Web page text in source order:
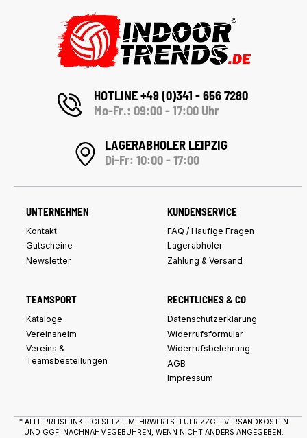
HOTLINE +49 (0)341 - 656 7280
Mo-Fr.: 09:00 - 17:00 Uhr
LAGERABHOLER LEIPZIG
Di-Fr: 10:00 - 17:00
UNTERNEHMEN
Kontakt
Gutscheine
Newsletter
KUNDENSERVICE
FAQ / Häufige Fragen
Lagerabholer
Zahlung & Versand
TEAMSPORT
Kataloge
Vereinsheim
Vereins &
Teamsbestellungen
RECHTLICHES & CO
Datenschutzerklärung
Widerrufsformular
Widerrufsbelehrung
AGB
Impressum
* ALLE PREISE INKL. GESETZL. MEHRWERTSTEUER ZZGL. VERSANDKOSTEN
UND GGF. NACHNAHMEGEBÜHREN, WENN NICHT ANDERS ANGEGEBEN.